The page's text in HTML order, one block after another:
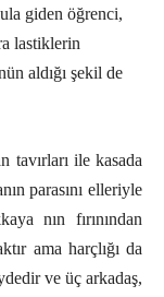
giden öğrenci,
lastiklerin
aldığı şekil de
tavırları ile kasada
parasını elleriyle
nın fırınından
ama harçlığı da
ve üç arkadaş,